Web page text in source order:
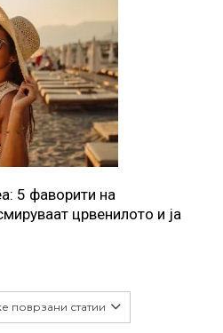
5 фаворити на
црвенилото и ја
поврзани статии